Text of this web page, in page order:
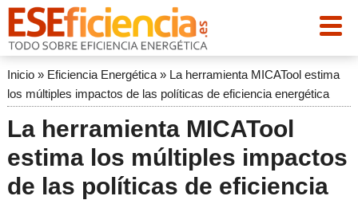
Inicio» Eficiencia Energética» La herramienta MICATool estima
los múltiples impactos de las políticas de eficiencia energética
La herramienta MICATool
estima los múltiples impactos
de las políticas de eficiencia